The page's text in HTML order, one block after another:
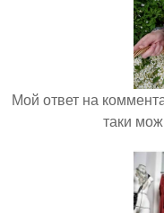
Мой ответ на
таки